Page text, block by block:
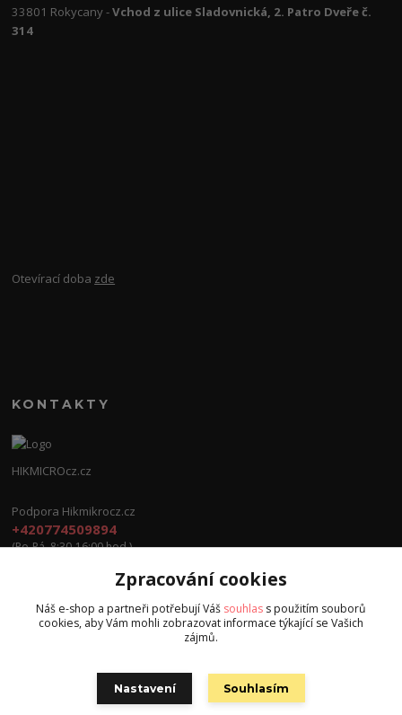
33801 Rokycany -Vchod z ulice Sladovnická, 2. Patro Dveře č.
314
Otevírací doba zde
KONTAKTY
HIKMICROcz.cz
Podpora Hikmikrocz.cz
+420774509894
(Po-Pá, 8:30-16:00 hod.)
info@hikmicrocz.cz
Zpracování cookies
Náš e-shop a partneři potřebují Váš souhlas s použitím souborů
cookies, aby Vám mohli zobrazovat informace týkající se Vašich
zájmů.
Nastavení Souhlasím